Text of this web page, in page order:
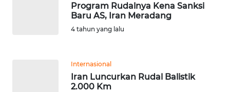
Program Rudalnya Kena Sanksi
Baru AS, Iran Meradang
4 tahun yang lalu
Internasional
Iran Luncurkan Rudal Balistik
2.000 Km